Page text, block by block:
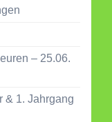
– 25.06.
& 1. Jahrgang